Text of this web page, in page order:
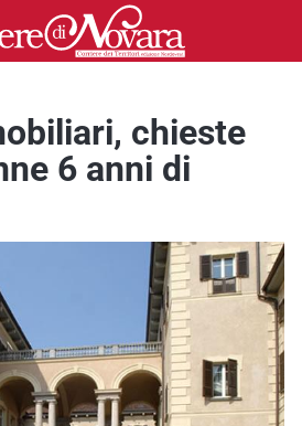
chieste
6 anni di